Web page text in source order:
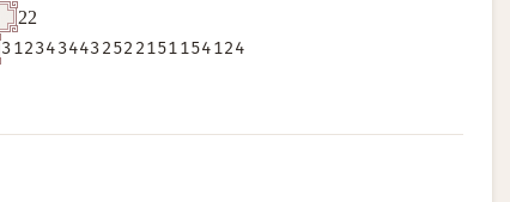
22
3123434432522151154124